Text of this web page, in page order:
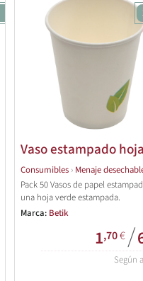
Vaso estampado hoja
Consumibles › Menaje
Pack 50 Vasos de papel
una hoja verde estampada.
Marca: Betik
1,70€/
Según